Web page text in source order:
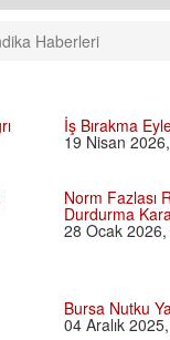
Haberleri
İş Bırakma
19 Nisan
Norm Fazlası
Durdurma
28 Ocak
Bursa Nutku
04 Aralık